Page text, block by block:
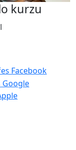
kurzu
Facebook
Google